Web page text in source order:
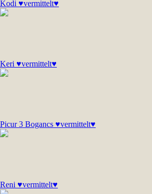
Kodi ♥vermittelt♥
Keri ♥vermittelt♥
Picur 3 Bogancs ♥vermittelt♥
Reni ♥vermittelt♥